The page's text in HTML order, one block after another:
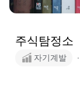
주식탐정소
자기계발 ∙